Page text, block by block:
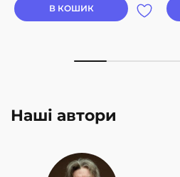
В КОШИК
Наші автори